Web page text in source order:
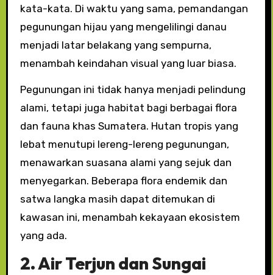
kata-kata. Di waktu yang sama, pemandangan
pegunungan hijau yang mengelilingi danau
menjadi latar belakang yang sempurna,
menambah keindahan visual yang luar biasa.
Pegunungan ini tidak hanya menjadi pelindung
alami, tetapi juga habitat bagi berbagai flora
dan fauna khas Sumatera. Hutan tropis yang
lebat menutupi lereng-lereng pegunungan,
menawarkan suasana alami yang sejuk dan
menyegarkan. Beberapa flora endemik dan
satwa langka masih dapat ditemukan di
kawasan ini, menambah kekayaan ekosistem
yang ada.
2. Air Terjun dan Sungai